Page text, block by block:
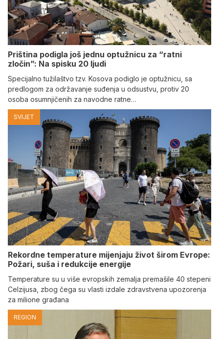
Priština podigla još jednu optužnicu za “ratni
zločin”: Na spisku 20 ljudi
Specijalno tužilaštvo tzv. Kosova podiglo je optužnicu, sa
predlogom za održavanje suđenja u odsustvu, protiv 20
osoba osumnjičenih za navodne ratne…
SVIJET
Rekordne temperature mijenjaju život širom Evrope:
Požari, suša i redukcije energije
Temperature su u više evropskih zemalja premašile 40 stepeni
Celzijusa, zbog čega su vlasti izdale zdravstvena upozorenja
za milione građana
REGION